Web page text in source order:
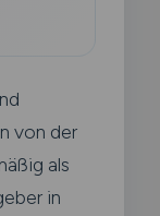
von der
als
in